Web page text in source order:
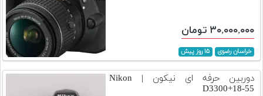
دست
دوم
لیست
قیمت
۳۰,۰۰۰,۰۰۰ تومان
خراسان رضوی ۱۵ روز پیش
دوربین حرفه ای نیکون | Nikon
D3300+18-55